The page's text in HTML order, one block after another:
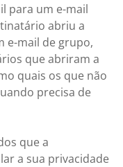
para um e-mail
abriu a
e-mail de grupo,
que abriram a
quais os que não
precisa de
que a
a sua privacidade